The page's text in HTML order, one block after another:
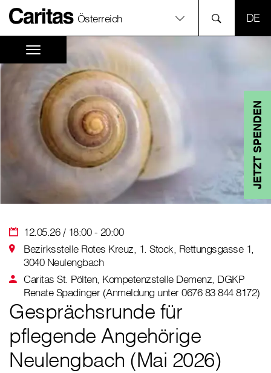
Österreich
JETZT SPENDEN
12.05.26 / 18:00 - 20:00
Bezirksstelle Rotes Kreuz, 1. Stock, Rettungsgasse 1,
3040 Neulengbach
Caritas St. Pölten, Kompetenzstelle Demenz, DGKP
Renate Spadinger (Anmeldung unter 0676 83 844 8172)
Gesprächsrunde für
pflegende Angehörige
Neulengbach (Mai 2026)